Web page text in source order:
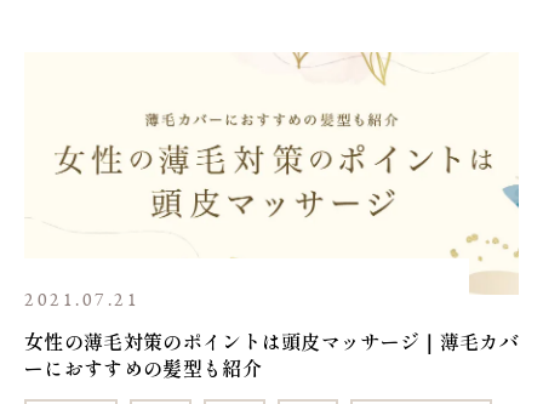
2021.07.21
女性の薄毛対策のポイントは頭皮マッサージ｜薄毛カバ
ーにおすすめの髪型も紹介